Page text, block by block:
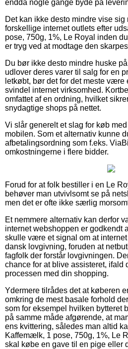
endda nogle gange byde på
Det kan ikke desto mindre vise
forskellige internet outlets efter
pose, 750g, 1%, Le Royal inden
er tryg ved at modtage den
Du bør ikke desto mindre huske
udlover deres varer til salg for en
letkøbt, bør det for det meste være
svindel internet virksomhed.
omfattet af en ordning, hvilket
snydagtige shops på nettet.
Vi slår generelt et slag for køb
mobilen. Som et alternativ kunne
afbetalingsordning som f.eks.
omkostningerne i flere bidder.
Forud for at folk bestiller i en Le
behøver man utvivlsomt se på
men det er ofte ikke særlig
Et nemmere alternativ kan derfor
internet webshoppen er godkendt
skulle være et signal om at
dansk lovgivning, foruden at
fagfolk der forstår lovgivningen.
chance for at blive assisteret, ifald
processen med din shopping.
Ydermere tilrådes det at køberen
omkring de mest basale forhold
som for eksempel hvilken bytteret
på samme måde afgørende, at
ens kvittering, således man altid
Kaffemælk, 1 pose, 750g, 1%, Le
skal købe en gave til en pige eller